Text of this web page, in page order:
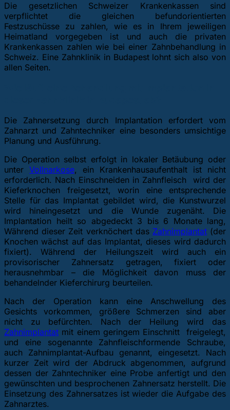
Die gesetzlichen Schweizer Krankenkassen sind
verpflichtet die gleichen befundorientierten
Festzuschüsse zu zahlen, wie es in Ihrem jeweiligen
Heimatland vorgegeben ist und auch die privaten
Krankenkassen zahlen wie bei einer Zahnbehandlung in
Schweiz. Eine Zahnklinik in Budapest lohnt sich also von
allen Seiten.
Die Zahnersetzung durch Implantation erfordert vom
Zahnarzt und Zahntechniker eine besonders umsichtige
Planung und Ausführung.
Die Operation selbst erfolgt in lokaler Betäubung oder
unter Vollnarkose, ein Krankenhausaufenthalt ist nicht
erforderlich. Nach Einschneiden in Zahnfleisch wird der
Kieferknochen freigesetzt, worin eine entsprechende
Stelle für das Implantat gebildet wird, die Kunstwurzel
wird hineingesetzt und die Wunde zugenäht. Die
Implantation heilt so abgedeckt 3 bis 6 Monate lang,
Während dieser Zeit verknöchert das Zahnimplantat(der
Knochen wächst auf das Implantat, dieses wird dadurch
fixiert). Während der Heilungszeit wird auch ein
provisorischer Zahnersatz getragen, fixiert oder
herausnehmbar – die Möglichkeit davon muss der
behandelnder Kieferchirurg beurteilen.
Nach der Operation kann eine Anschwellung des
Gesichts vorkommen, größere Schmerzen sind aber
nicht zu befürchten. Nach der Heilung wird das
Zahnimplantat mit einem geringem Einschnitt freigelegt,
und eine sogenannte Zahnfleischformende Schraube,
auch Zahnimplantat-Aufbau genannt, eingesetzt. Nach
kurzer Zeit wird der Abdruck abgenommen, aufgrund
dessen der Zahntechniker eine Probe anfertigt und den
gewünschten und besprochenen Zahnersatz herstellt. Die
Einsetzung des Zahnersatzes ist wieder die Aufgabe des
Zahnarztes.